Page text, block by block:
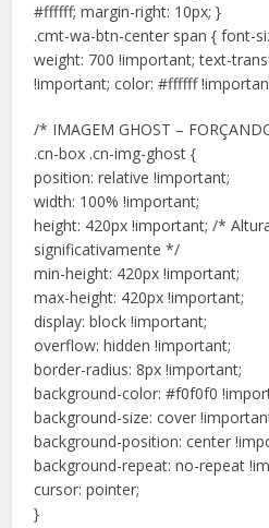
#ffffff; margin-right: 10px; }
.cmt-wa-btn-center span { font-
weight: 700 !important; text-
!important; color: #ffffff
/* IMAGEM GHOST –
.cn-box .cn-img-ghost {
position: relative !important;
width: 100% !important;
height: 420px !important; /*
significativamente */
min-height: 420px !important;
max-height: 420px !important;
display: block !important;
overflow: hidden !important;
border-radius: 8px !important;
background-color: #f0f0f0
background-size: cover
background-position: center
background-repeat: no-repeat
cursor: pointer;
}